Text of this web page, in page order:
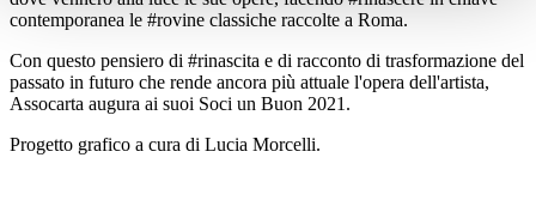
contemporanea le #rovine classiche raccolte a Roma.
Con questo pensiero di #rinascita e di racconto di trasformazione del
passato in futuro che rende ancora più attuale l'opera dell'artista,
Assocarta augura ai suoi Soci un Buon 2021.
Progetto grafico a cura di Lucia Morcelli.